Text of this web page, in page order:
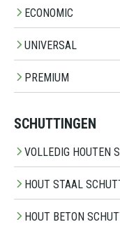
ECONOMIC
UNIVERSAL
PREMIUM
SCHUTTINGEN
VOLLEDIG HOUTEN
HOUT STAAL
HOUT BETON